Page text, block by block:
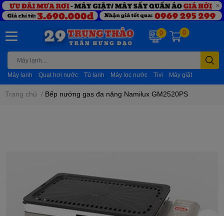
Máy lạnh Quạt hơi nước Tủ lạnh Máy lọc nước Tivi Máy giặt
0 0
Trang chủ / Bếp nướng gas đa năng Namilux GM2520PS